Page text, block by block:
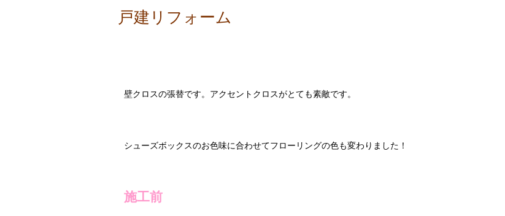
戸建リフォーム
壁クロスの張替です。アクセントクロスがとても素敵です。
シューズボックスのお色味に合わせてフローリングの色も変わりました！
施工前